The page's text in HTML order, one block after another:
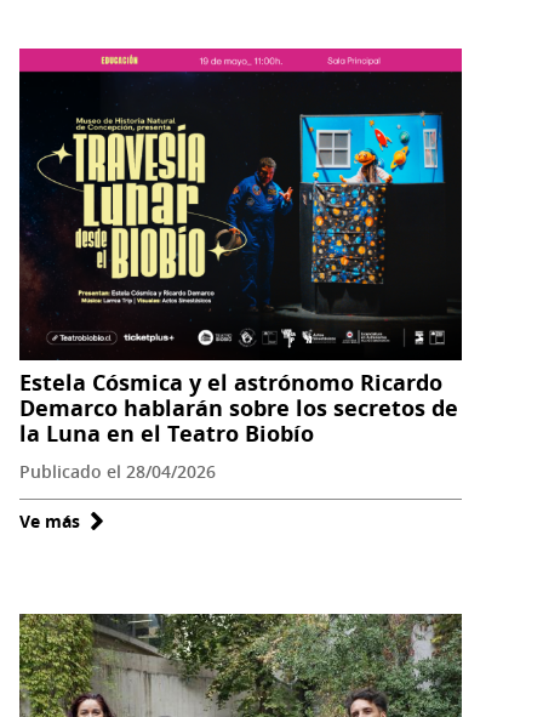
la
Educación
Artística
en
Museo
Ciudadano!
Estela Cósmica y el astrónomo Ricardo
Demarco hablarán sobre los secretos de
la Luna en el Teatro Biobío
Publicado el 28/04/2026
Ve más sobre
y
el
astrónomo
Ricardo